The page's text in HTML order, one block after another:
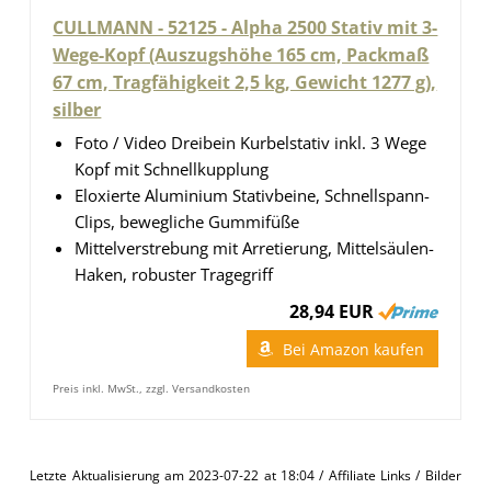
CULLMANN - 52125 - Alpha 2500 Stativ mit 3-
Wege-Kopf (Auszugshöhe 165 cm, Packmaß
67 cm, Tragfähigkeit 2,5 kg, Gewicht 1277 g),
silber
Foto / Video Dreibein Kurbelstativ inkl. 3 Wege
Kopf mit Schnellkupplung
Eloxierte Aluminium Stativbeine, Schnellspann-
Clips, bewegliche Gummifüße
Mittelverstrebung mit Arretierung, Mittelsäulen-
Haken, robuster Tragegriff
28,94 EUR
Bei Amazon kaufen
Preis inkl. MwSt., zzgl. Versandkosten
Letzte Aktualisierung am 2023-07-22 at 18:04 / Affiliate Links / Bilder